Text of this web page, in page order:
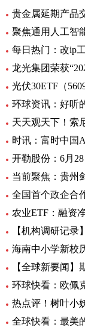
聚焦通用人工智
每日热门：改ip
龙光集团荣获
环球资讯：好听
时讯：富时中国
当前聚焦：贵州
全国首个政企合
【机构调研记
环球快看：欧佩
热点评！树叶小
全球快看：最美